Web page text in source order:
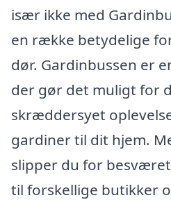
især ikke med
en række betydelige
dør. Gardinbussen er
der gør det muligt for
skræddersyet
gardiner til dit hjem.
slipper du for
til forskellige butikker